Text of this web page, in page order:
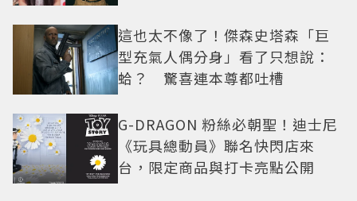
這也太不像了！傑森史塔森「巨
型充氣人偶分身」看了只想說：
蛤？ 驚喜連本尊都吐槽
G-DRAGON 粉絲必朝聖！迪士尼
《玩具總動員》聯名快閃店來
台，限定商品與打卡亮點公開